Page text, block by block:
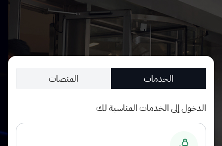
الزكاة الجمارك
ضريبة القيمة المضافة
الإقرار الضريبي
التصرفات العقارية
الخدمات المنصات
الدخول إلى الخدمات المناسبة لك